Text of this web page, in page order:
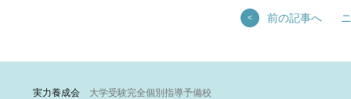
< 前の記事へ
実力養成会 大学受験完全個別指導予備校